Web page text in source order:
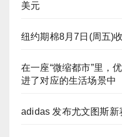
美元
纽约期棉8月7日(周五)
在一座“微缩都市”里，
进了对应的生活场景中
adidas 发布尤文图斯新